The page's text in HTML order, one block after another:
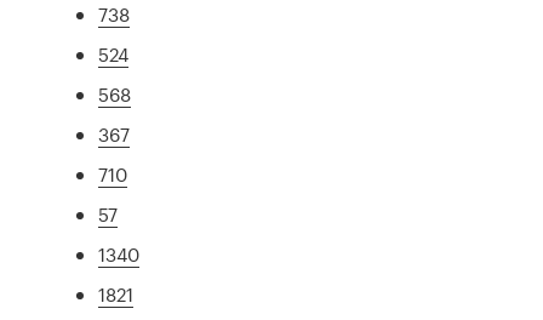
738
524
568
367
710
57
1340
1821